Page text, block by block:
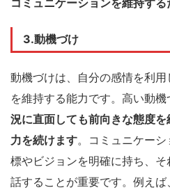
コミュニケーションを維持す
3.動機づけ
動機づけは、自分の感情を利
を維持する能力です。高い動機
況に直面しても前向きな態度
力を続けます。コミュニケー
標やビジョンを明確に持ち、
話することが重要です。例え